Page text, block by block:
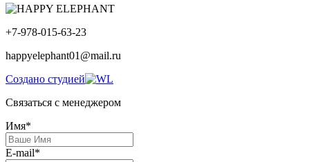
+7-978-015-63-23
happyelephant01@mail.ru
Создано студией
Связаться с менеджером
Имя*
E-mail*